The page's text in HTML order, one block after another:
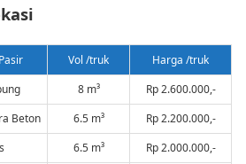
Vol /truk
Harga /truk
8 m³
Rp 2.600.000,-
Beton 6.5 m³
Rp 2.200.000,-
6.5 m³ Rp 2.000.000,-